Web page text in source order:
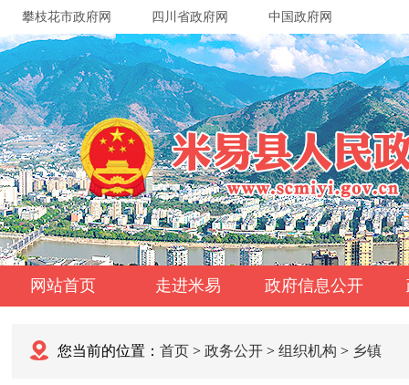
攀枝花市政府网 四川省政府网 中国政府网
网站首页 走进米易 政府信息公开
您当前的位置： 首页 > 政务公开 > 组织机构 > 乡镇